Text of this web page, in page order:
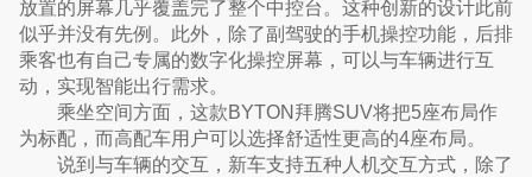
放置的屏幕几乎覆盖完了整个中控台。这种创新的设计此前
似乎并没有先例。此外，除了副驾驶的手机操控功能，后排
乘客也有自己专属的数字化操控屏幕，可以与车辆进行互
动，实现智能出行需求。
乘坐空间方面，这款BYTON拜腾SUV将把5座布局作
为标配，而高配车用户可以选择舒适性更高的4座布局。
说到与车辆的交互，新车支持五种人机交互方式，除了